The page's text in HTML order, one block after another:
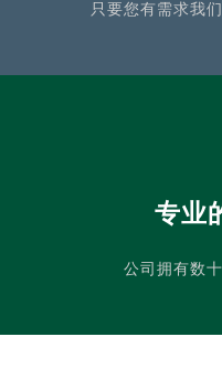
只要您有需求我
专业
公司拥有数